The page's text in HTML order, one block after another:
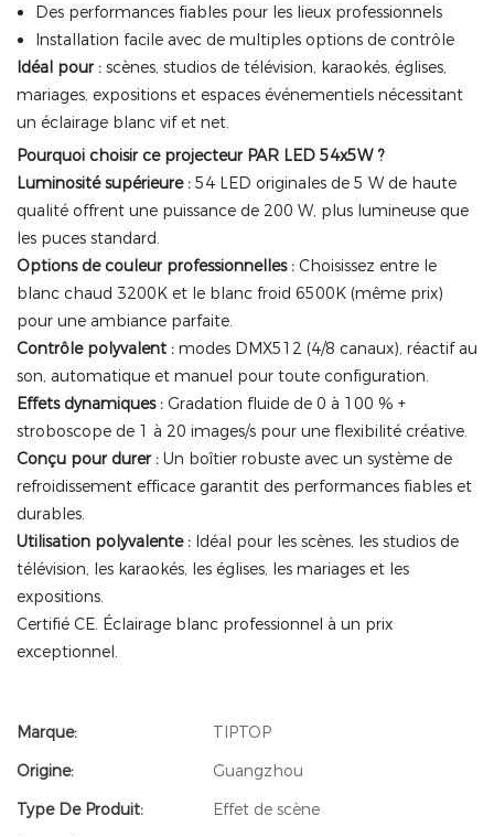
Des performances fiables pour les lieux professionnels
Installation facile avec de multiples options de contrôle
Idéal pour : scènes, studios de télévision, karaokés, églises,
mariages, expositions et espaces événementiels nécessitant
un éclairage blanc vif et net.
Pourquoi choisir ce projecteur PAR LED 54x5W ?
Luminosité supérieure : 54 LED originales de 5 W de haute
qualité offrent une puissance de 200 W, plus lumineuse que
les puces standard.
Options de couleur professionnelles : Choisissez entre le
blanc chaud 3200K et le blanc froid 6500K (même prix)
pour une ambiance parfaite.
Contrôle polyvalent : modes DMX512 (4/8 canaux), réactif au
son, automatique et manuel pour toute configuration.
Effets dynamiques : Gradation fluide de 0 à 100 % +
stroboscope de 1 à 20 images/s pour une flexibilité créative.
Conçu pour durer : Un boîtier robuste avec un système de
refroidissement efficace garantit des performances fiables et
durables.
Utilisation polyvalente : Idéal pour les scènes, les studios de
télévision, les karaokés, les églises, les mariages et les
expositions.
Certifié CE. Éclairage blanc professionnel à un prix
exceptionnel.
Marque:
TIPTOP
Origine:
Guangzhou
Type De Produit:
Effet de scène